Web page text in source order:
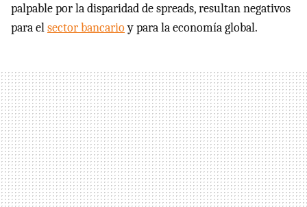
palpable por la disparidad de spreads, resultan negativos
para elsector bancarioy para la economía global.